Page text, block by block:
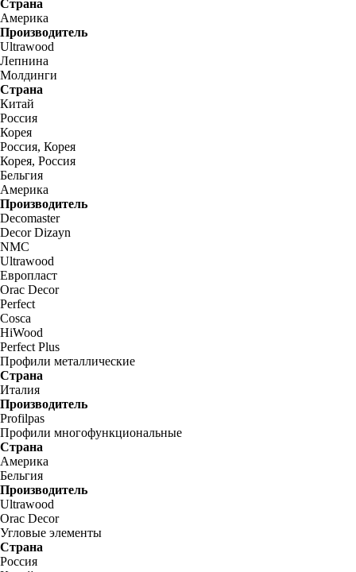
Страна
Америка
Производитель
Ultrawood
Лепнина
Молдинги
Страна
Китай
Россия
Корея
Россия, Корея
Корея, Россия
Бельгия
Америка
Производитель
Decomaster
Decor Dizayn
NMC
Ultrawood
Европласт
Orac Decor
Perfect
Cosca
HiWood
Perfect Plus
Профили металлические
Страна
Италия
Производитель
Profilpas
Профили многофункциональные
Страна
Америка
Бельгия
Производитель
Ultrawood
Orac Decor
Угловые элементы
Страна
Россия